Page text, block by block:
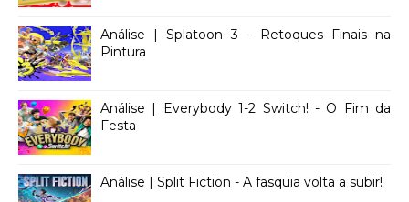
Análise | Splatoon 3 - Retoques Finais na
Pintura
Análise | Everybody 1-2 Switch! - O Fim da
Festa
Análise | Split Fiction - A fasquia volta a subir!